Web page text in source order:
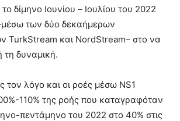
δίμηνο Ιουνίου – Ιουλίου του 2022
των δύο δεκαήμερων
TurkStream και NordStream– στο να
δυναμική.
τον λόγο και οι ροές μέσω NS1
110% της ροής που καταγραφόταν
πεντάμηνο του 2022 στο 40% στις